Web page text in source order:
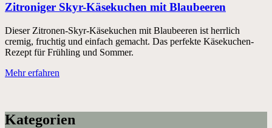
Zitroniger Skyr-Käsekuchen mit Blaubeeren
Dieser Zitronen-Skyr-Käsekuchen mit Blaubeeren ist herrlich
cremig, fruchtig und einfach gemacht. Das perfekte Käsekuchen-
Rezept für Frühling und Sommer.
Mehr erfahren
Kategorien